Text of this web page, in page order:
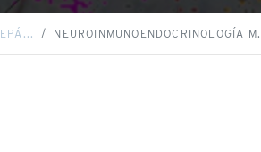
NEUROINMUNOENDOCRINOLOGÍA